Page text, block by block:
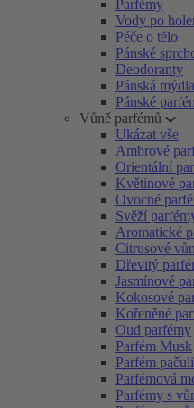
Parfémy
Vody po
Péče o tělo
Pánské
Deodoranty
Pánská mýdla
Pánské
Vůně parfémů
Ukázat vše
Ambrové
Orientální
Květinové
Ovocné
Svěží
Aromatické
Citrusové
Dřevitý
Jasmínové
Kokosové
Kořeněné
Oud parfémy
Parfém Musk
Parfém pačuli
Parfémová
Parfémy s